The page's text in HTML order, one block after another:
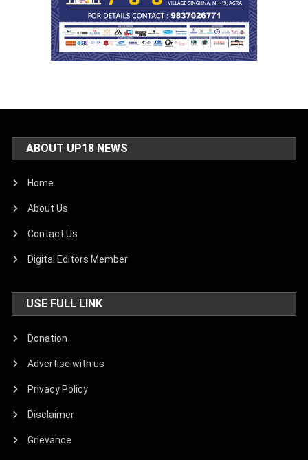
ABOUT UP18 NEWS
Home
About Us
Contact Us
Digital Editors Member
USE FULL LINK
Donation
Advertise with us
Privacy Policy
Disclaimer
Grievance